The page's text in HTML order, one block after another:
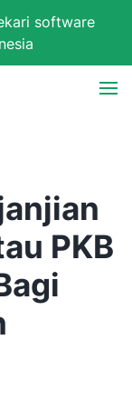
software
PKB